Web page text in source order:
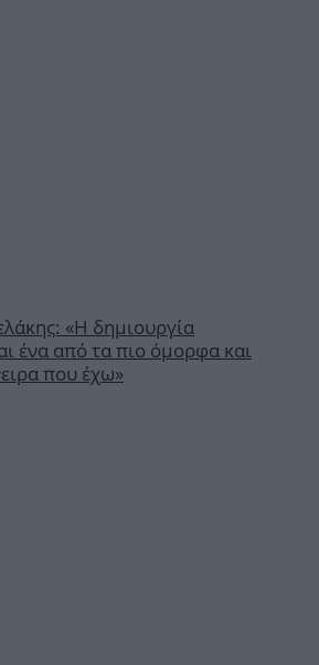
«Η δημιουργία
ένα από τα πιο όμορφα και
που έχω»